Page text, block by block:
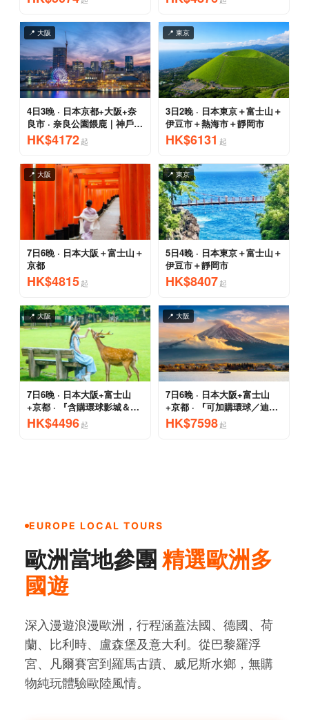
EUROPE LOCAL TOURS
歐洲當地參團 精選歐洲多
國遊
深入漫遊浪漫歐洲，行程涵蓋法國、德國、荷
蘭、比利時、盧森堡及意大利。從巴黎羅浮
宮、凡爾賽宮到羅馬古蹟、威尼斯水鄉，無購
物純玩體驗歐陸風情。